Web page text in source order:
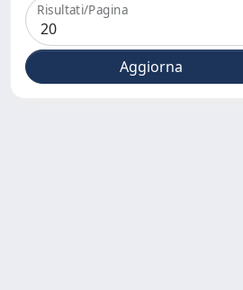
Risultati/Pagina